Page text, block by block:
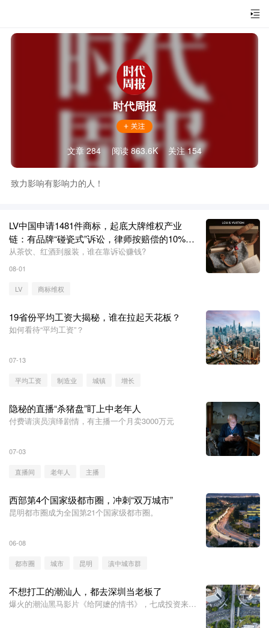
时代周报
文章 284 阅读 863.6K 关注 154
致力影响有影响力的人！
LV中国申请1481件商标，起底大牌维权产业
链：有品牌“碰瓷式”诉讼，律师按赔偿的10%抽
成，千元可买律师函
从茶饮、红酒到服装，谁在靠诉讼赚钱?
08-01
LV 商标维权
19省份平均工资大揭秘，谁在拉起天花板？
如何看待“平均工资”？
07-13
平均工资 制造业 城镇 增长
隐秘的直播“杀猪盘”盯上中老年人
付费请演员演绎剧情，有主播一个月卖3000万元
07-03
直播间 老年人 主播
西部第4个国家级都市圈，冲刺“双万城市”
昆明都市圈成为全国第21个国家级都市圈。
06-08
都市圈 城市 昆明 滇中城市群
不想打工的潮汕人，都去深圳当老板了
爆火的潮汕黑马影片《给阿嬷的情书》，七成投资来自